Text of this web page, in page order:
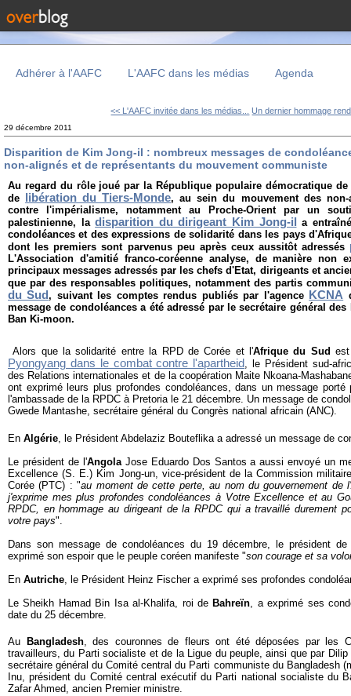
Adhérer à l'AAFC L'AAFC dans les médias Agenda
<< L'AAFC invitée dans les médias... Un dernier hommage
29 décembre 2011
Disparition de Kim Jong-il : nombreux messages de
non-alignés et de représentants du mouvement communiste
Au regard du rôle joué par la République populaire démocratique de
de
libération du Tiers-Monde, au sein du mouvement des
contre l'impérialisme, notamment au Proche-Orient par un
palestinienne, ladisparition du dirigeant Kim Jong-il
a
condoléances et des expressions de solidarité dans les pays
dont les premiers sont parvenus peu après ceux aussitôt adressés
L'Association d'amitié franco-coréenne analyse, de manière non
principaux messages adressés par les chefs d'Etat, dirigeants et
que par des responsables politiques, notamment des partis
du Sud, suivant les comptes rendus publiés par l'agence KCNA
message de condoléances a été adressé par le secrétaire général
Ban Ki-moon.
Alors que la solidarité entre la RPD de Corée et l'Afrique du Sud
Pyongyang dans le combat contre l'apartheid , le Président sud-
des Relations internationales et de la coopération Maite Nkoana-
ont exprimé leurs plus profondes condoléances, dans un message
l'ambassade de la RPDC à Pretoria le 21 décembre. Un message de
Gwede Mantashe, secrétaire général du Congrès national africain (ANC).
En Algérie, le Président Abdelaziz Bouteflika a adressé un message de
Le président de l'AngolaJose Eduardo Dos Santos a aussi envoyé un
Excellence (S. E.) Kim Jong-un, vice-président de la Commission
Corée (PTC) : "au moment de cette perte, au nom du gouvernement de
j'exprime mes plus profondes condoléances à Votre Excellence et au
RPDC, en hommage au dirigeant de la RPDC qui a travaillé durement
votre pays".
Dans son message de condoléances du 19 décembre, le président de
exprimé son espoir que le peuple coréen manifeste "son courage et sa
En Autriche, le Président Heinz Fischer a exprimé ses profondes
Le Sheikh Hamad Bin Isa al-Khalifa, roi de Bahreïn, a exprimé ses
date du 25 décembre.
Au Bangladesh, des couronnes de fleurs ont été déposées par les
travailleurs, du Parti socialiste et de la Ligue du peuple, ainsi que par
secrétaire général du Comité central du Parti communiste du Bangladesh
Inu, président du Comité central exécutif du Parti national socialiste du
Zafar Ahmed, ancien Premier ministre.